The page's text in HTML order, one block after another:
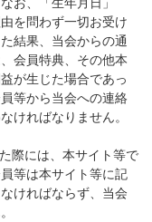
を問わず一切お受け
結果、当会からの通
会員特典、その他本
が生じた場合であっ
等から当会への連絡
ければなりません。
際には、本サイト等で
等は本サイト等に記
ければならず、当会